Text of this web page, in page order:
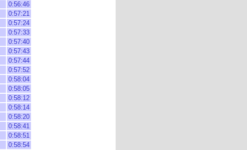
0:56:46
0:57:21
0:57:24
0:57:33
0:57:40
0:57:43
0:57:44
0:57:52
0:58:04
0:58:05
0:58:12
0:58:14
0:58:20
0:58:41
0:58:51
0:58:54